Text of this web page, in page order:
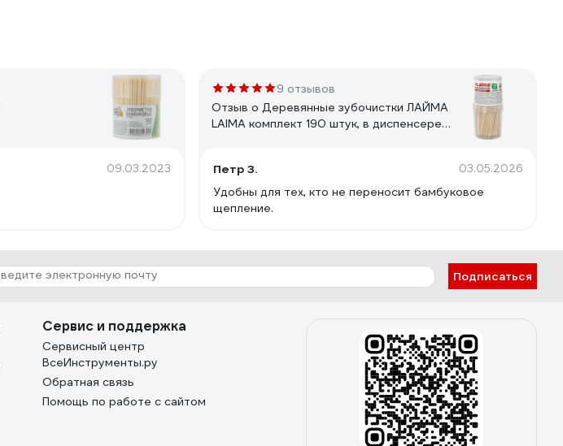
09.03.2023
9 отзывов
Отзыв о Деревянные зубочистки ЛАЙМА
LAIMA комплект 190 штук, в диспенсере
Петр З.
03.05.2026
Удобны для тех, кто не переносит бамбуковое
щепление.
Подписаться
Сервис и поддержка
Сервисный центр
ВсеИнструменты.ру
Обратная связь
Помощь по работе с сайтом